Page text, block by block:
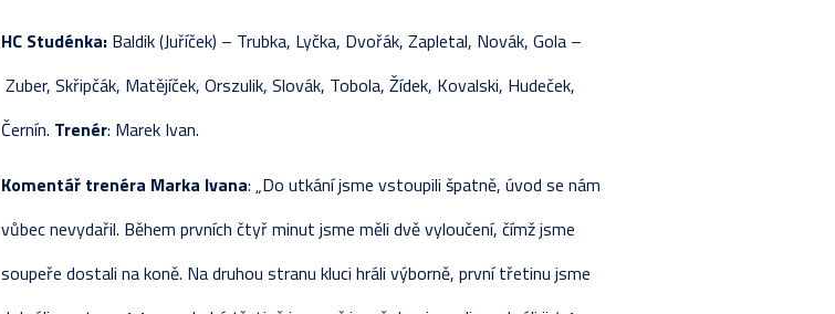
HC Studénka:Baldik (Juříček) – Trubka, Lyčka, Dvořák, Zapletal, Novák, Gola –
Zuber, Skřipčák, Matějíček, Orszulik, Slovák, Tobola, Žídek, Kovalski, Hudeček,
Černín. Trenér: Marek Ivan.
Komentář trenéra Marka Ivana: „Do utkání jsme vstoupili špatně, úvod se nám
vůbec nevydařil. Během prvních čtyř minut jsme měli dvě vyloučení, čímž jsme
soupeře dostali na koně. Na druhou stranu kluci hráli výborně, první třetinu jsme